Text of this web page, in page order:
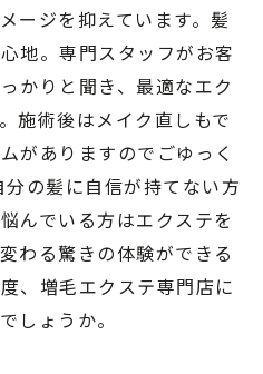
ージを抑えています。髪
地。専門スタッフがお客
かりと聞き、最適なエク
施術後はメイク直しもで
がありますのでごゆっく
の髪に自信が持てない方
んでいる方はエクステを
わる驚きの体験ができる
、増毛エクステ専門店に
しょうか。